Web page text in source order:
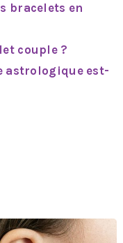
bracelets en
couple ?
astrologique est-